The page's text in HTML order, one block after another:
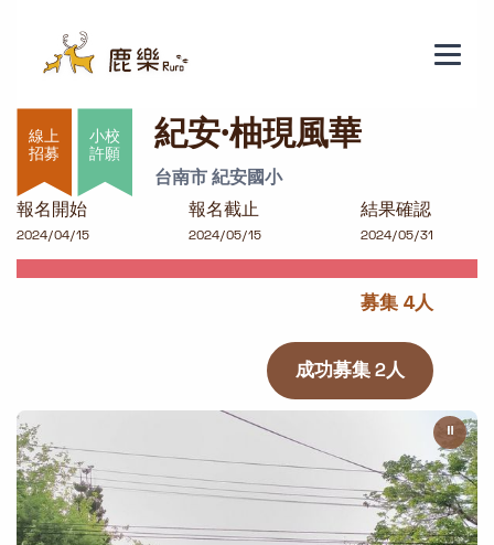
紀安·柚現風華
小校
許願
紀安·柚現風華
台南市 紀安國小
報名開始
2024/04/15
報名截止
2024/05/15
結果確認
2024/05/31
募集 4人
成功募集 2人
⏸